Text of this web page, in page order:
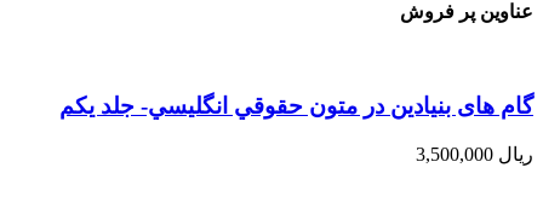
عناوین پر فروش
گام های بنیادین در متون حقوقي انگليسي- جلد يكم
ریال